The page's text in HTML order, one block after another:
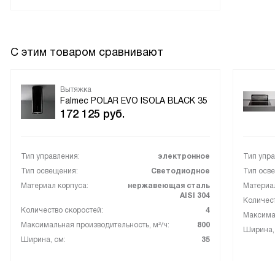
С этим товаром сравнивают
Вытяжка
Falmec POLAR EVO ISOLA BLACK 35
172 125 руб.
Тип управления:
электронное
Тип освещения:
Светодиодное
Материал корпуса:
нержавеющая сталь
AISI 304
Количество скоростей:
4
Максимальная производительность, м³/ч:
800
Ширина, см:
35
Тип
Тип